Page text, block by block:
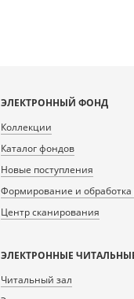
ЭЛЕКТРОННЫЙ ФОНД
Коллекции
Каталог фондов
Новые поступления
Формирование и обработка
Центр сканирования
ЭЛЕКТРОННЫЕ
Читальный зал